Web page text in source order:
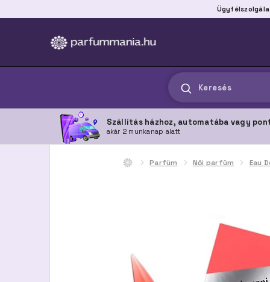
Keresés
Szállítás házhoz, automatába vagy
akár 2 munkanap alatt
Parfüm Női parfüm Eau